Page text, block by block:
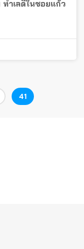
ำเลดีในซอยแก้ว
Page
41